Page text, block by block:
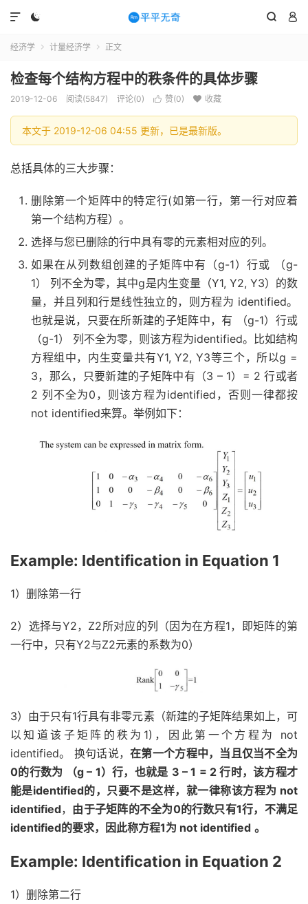
  

经济学  计量经济学  正文
检查每个结构方程中的秩条件的具体步骤
2019-12-06 阅读(5847) 评论(0)  赞(0)  收藏
本文于 2019-12-06 04:55 更新，已是最新版。
总括具体的三大步骤：
删除第一个矩阵中的特定行(如第一行，第一行对应着
第一个结构方程）。
选择与您已删除的行中具有零的元素相对应的列。
如果在从列数组创建的子矩阵中有（g-1）行或 （g-
1） 列不全为零，其中g是内生变量（Y1, Y2, Y3）的数
量，并且列和行是线性独立的，则方程为 identified。
也就是说，只要在所新建的子矩阵中，有 （g-1）行或
（g-1） 列不全为零，则该方程为identified。比如结构
方程组中，内生变量共有Y1, Y2, Y3等三个，所以g =
3，那么，只要新建的子矩阵中有（3 – 1）= 2 行或者
2 列不全为0，则该方程为identified，否则一律都按
not identified来算。举例如下：
Example: Identification in Equation 1
1）删除第一行
2）选择与Y2，Z2所对应的列（因为在方程1，即矩阵的第
一行中，只有Y2与Z2元素的系数为0）
3）由于只有1行具有非零元素（新建的子矩阵结果如上，可
以知道该子矩阵的秩为1)，因此第一个方程为 not
identified。 换句话说，在第一个方程中，当且仅当不全为
0的行数为 （g – 1）行，也就是 3 – 1 = 2行时，该方程才
能是identified的，只要不是这样，就一律称该方程为 not
identified， 由于子矩阵的不全为0的行数只有1行，不满足
identified的要求，因此称方程1为 not identified 。
Example: Identification in Equation 2
1）删除第二行